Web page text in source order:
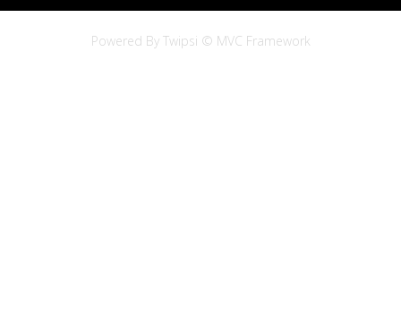
Powered By Twipsi © MVC Framework